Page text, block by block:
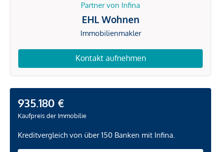
Partner von Infina
EHL Wohnen
Immobilienmakler
Kontakt aufnehmen
935.180 €
Kaufpreis der Immobilie
Kreditvergleich von über 150 Banken mit Infina.